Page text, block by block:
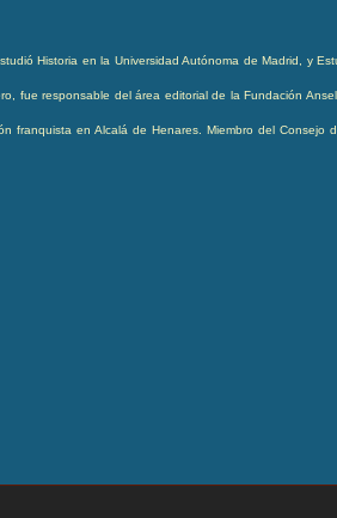
Historia en la Universidad Autónoma de Madrid, y
fue responsable del área editorial de la Fundación
franquista en Alcalá de Henares. Miembro del Consejo